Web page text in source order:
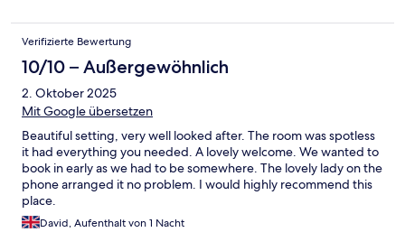
Verifizierte Bewertung
10/10 – Außergewöhnlich
2. Oktober 2025
Mit Google übersetzen
Beautiful setting, very well looked after. The room was spotless
it had everything you needed. A lovely welcome. We wanted to
book in early as we had to be somewhere. The lovely lady on the
phone arranged it no problem. I would highly recommend this
place.
David, Aufenthalt von 1 Nacht